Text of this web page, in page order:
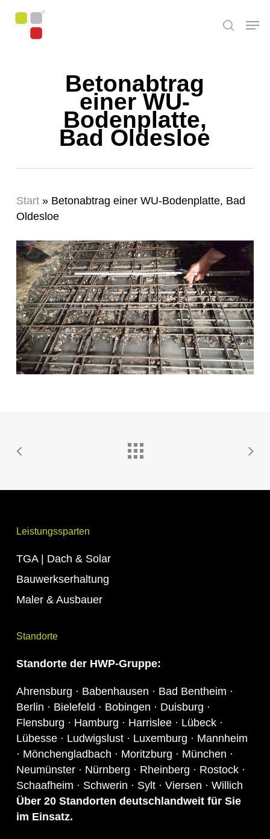
search
Betonabtrag
einer WU-
Bodenplatte,
Bad Oldesloe
Start» Betonabtrag einer WU-Bodenplatte, Bad
Oldesloe
Leistungssparten
TGA | Dach & Solar
Bauwerkserhaltung
Maler & Ausbauer
Standorte
Standorte der HWP-Gruppe:
Ahrensburg · Babenhausen · Bad Bentheim ·
Berlin · Bielefeld · Bobingen · Duisburg ·
Flensburg · Hamburg · Harrislee · Lübeck ·
Lübesse · Ludwigslust · Luxemburg · Mannheim
· Mönchengladbach · Moritzburg · München ·
Neumünster · Nürnberg · Rheinberg · Rostock ·
Schaafheim · Schwerin · Sylt · Viersen · Willich
Über 20 Standorten deutschlandweit für Sie
im Einsatz.